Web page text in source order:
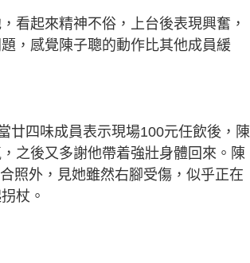
看起來精神不俗，上台後表現興奮，
，感覺陳子聰的動作比其他成員緩
廿四味成員表示現場100元任飲後，陳
之後又多謝他帶着強壯身體回來。陳
照外，見她雖然右腳受傷，似乎正在
杖。